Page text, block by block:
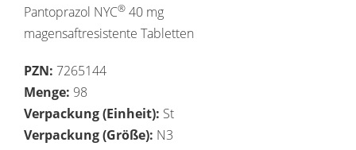
Pantoprazol NYC® 40 mg
magensaftresistente Tabletten
PZN: 7265144
Menge: 98
Verpackung (Einheit): St
Verpackung (Größe): N3